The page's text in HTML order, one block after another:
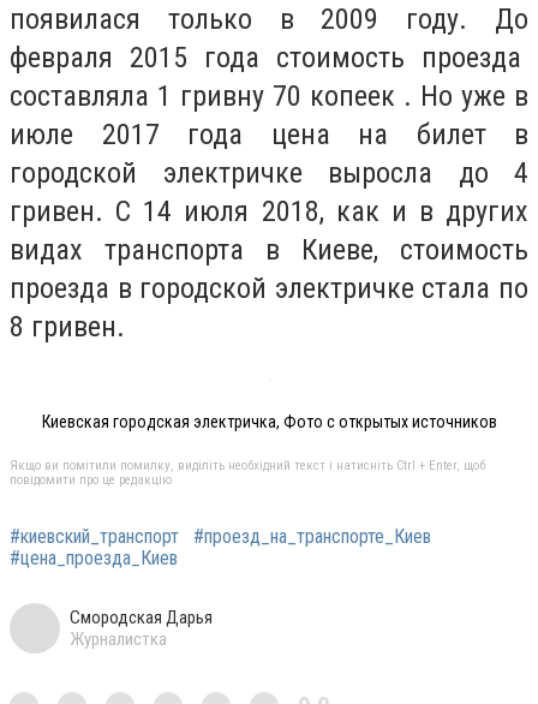
появилася только в 2009 году. До
февраля 2015 года стоимость проезда
составляла 1 гривну 70 копеек . Но уже в
июле 2017 года цена на билет в
городской электричке выросла до 4
гривен. С 14 июля 2018, как и в других
видах транспорта в Киеве, стоимость
проезда в городской электричке стала по
8 гривен.
Киевская городская электричка, Фото с открытых источников
Якщо ви помітили помилку, виділіть необхідний текст і натисніть Ctrl + Enter, щоб
повідомити про це редакцію
#киевский_транспорт
#проезд_на_транспорте_Киев
#цена_проезда_Киев
Смородская Дарья
Журналистка